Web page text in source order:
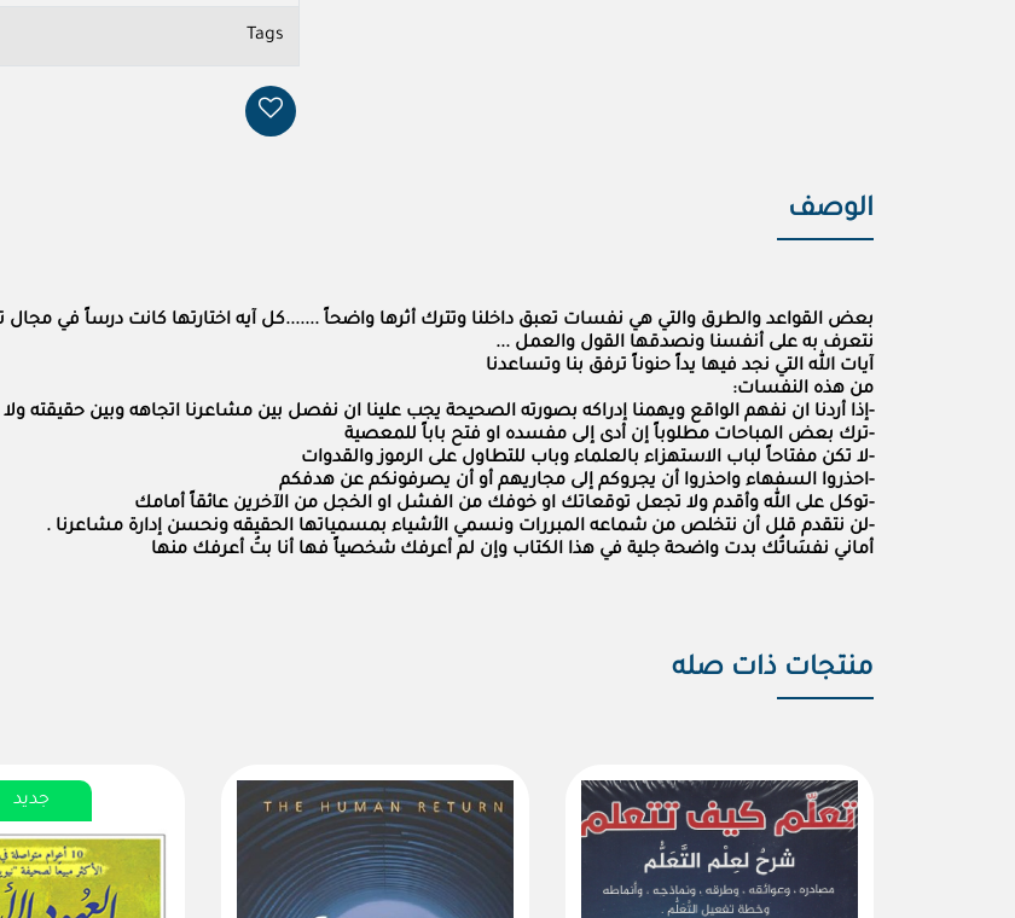
Tags
الوصف
بعض القواعد والطرق والتي هي نفسات تعبق داخلنا وتترك أثرها واضحاً .......كل آيه اختارتها كانت درساً في مجال
نتعرف به على أنفسنا ونصدقها القول والعمل ...
آيات الله التي نجد فيها يداً حنوناً ترفق بنا وتساعدنا
من هذه النفسات:
-إذا أردنا ان نفهم الواقع ويهمنا إدراكه بصورته الصحيحة يجب علينا ان نفصل بين مشاعرنا اتجاهه وبين حقيقته
-ترك بعض المباحات مطلوباً إن أدى إلى مفسده او فتح باباً للمعصية
-لا تكن مفتاحاً لباب الاستهزاء بالعلماء وباب للتطاول على الرموز والقدوات
-احذروا السفهاء واحذروا أن يجروكم إلى مجاريهم أو أن يصرفونكم عن هدفكم
-توكل على الله وأقدم ولا تجعل توقعاتك او خوفك من الفشل او الخجل من الآخرين عائقاً أمامك
-لن نتقدم قلل أن نتخلص من شماعه المبررات ونسمي الأشياء بمسمياتها الحقيقه ونحسن إدارة مشاعرنا .
أماني نفسَاتُك بدت واضحة جلية في هذا الكتاب وإن لم أعرفك شخصياً فها أنا بتُ أعرفك منها
منتجات ذات صله
جديد